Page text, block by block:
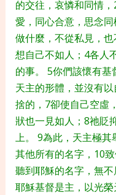
的交往，哀憐和同情
愛，同心合意，思念
做什麼，不從私見，
想自己不如人；4各人
的事。 5你們該懷有
天主的形體，並沒有
捨的，7卻使自己空虛
狀也一見如人；8祂貶
上。 9為此，天主極其
其他所有的名字，10
聽到耶穌的名字，無
耶穌基督是主，以光榮